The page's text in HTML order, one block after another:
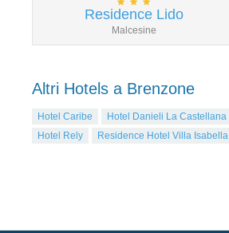
Residence Lido
Malcesine
Altri Hotels a Brenzone
Hotel Caribe Hotel Danieli La Castellana
Hotel Rely
Residence Hotel Villa Isabella